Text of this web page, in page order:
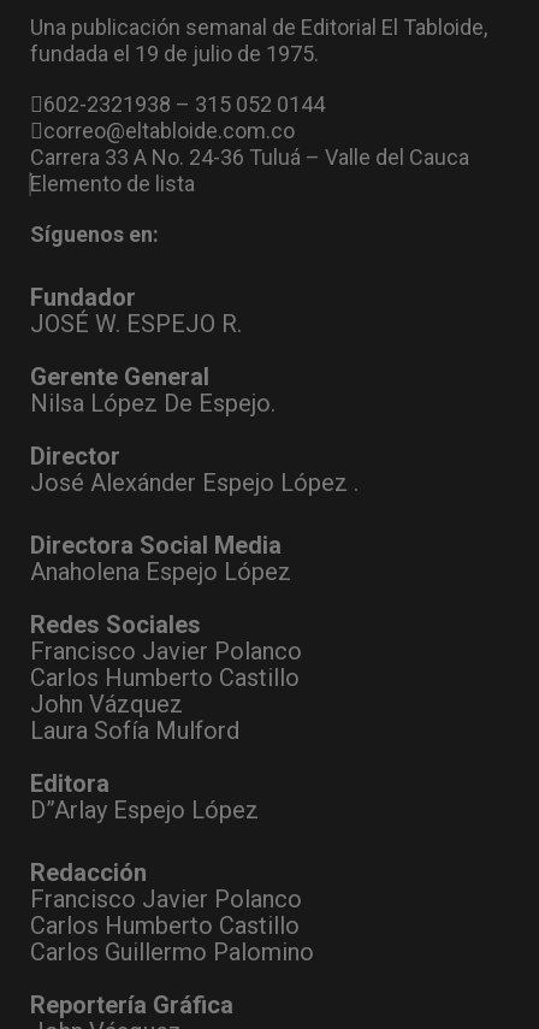
Una publicación semanal de Editorial El Tabloide,
fundada el 19 de julio de 1975.
602-2321938 – 315 052 0144
correo@eltabloide.com.co
Carrera 33 A No. 24-36 Tuluá – Valle del Cauca
Elemento de lista
Síguenos en:
Fundador
JOSÉ W. ESPEJO R.
Gerente General
Nilsa López De Espejo.
Director
José Alexánder Espejo López .
Directora Social Media
Anaholena Espejo López
Redes Sociales
Francisco Javier Polanco
Carlos Humberto Castillo
John Vázquez
Laura Sofía Mulford
Editora
D”Arlay Espejo López
Redacción
Francisco Javier Polanco
Carlos Humberto Castillo
Carlos Guillermo Palomino
Reportería Gráfica